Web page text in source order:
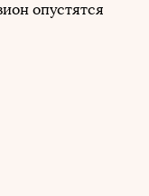
опустятся